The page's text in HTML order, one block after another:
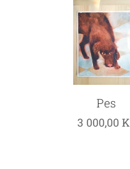
Pes
3 000,00